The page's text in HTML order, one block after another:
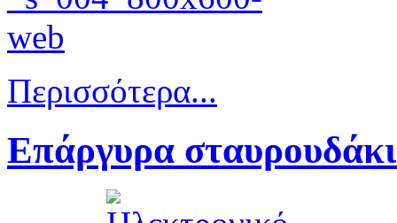
Περισσότερα...
Επάργυρα